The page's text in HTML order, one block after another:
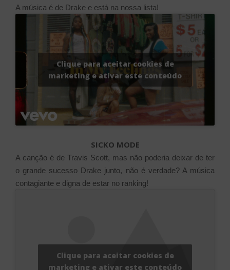
A música é de Drake e está na nossa lista!
Clique para aceitar cookies de
marketing e ativar este conteúdo
SICKO MODE
A canção é de Travis Scott, mas não poderia deixar de ter
o grande sucesso Drake junto, não é verdade? A música
contagiante e digna de estar no ranking!
Clique para aceitar cookies de
marketing e ativar este conteúdo